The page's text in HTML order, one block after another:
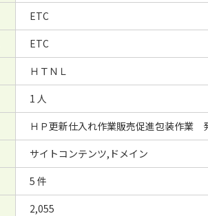
ETC
ETC
ＨＴＮＬ
1 人
ＨＰ更新仕入れ作業販売促進包装作業
サイトコンテンツ,ドメイン
5 件
2,055